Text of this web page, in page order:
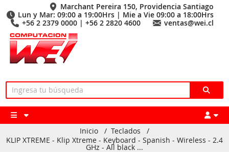
Marchant Pereira 150, Providencia Santiago
Lun y Mar: 09:00 a 19:00Hrs | Mie a Vie 09:00 a 18:00Hrs
+56 2 2379 0000 | +56 2 2820 4600
ventas@wei.cl
Inicio / Teclados
/
KLIP XTREME - Klip Xtreme - Keyboard - Spanish - Wireless - 2.4
GHz - All black ...